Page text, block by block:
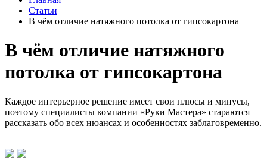
Статьи
В чём отличие натяжного потолка от гипсокартона
В чём отличие натяжного
потолка от гипсокартона
Каждое интерьерное решение имеет свои плюсы и минусы,
поэтому специалисты компании «Руки Мастера» стараются
рассказать обо всех нюансах и особенностях заблаговременно.